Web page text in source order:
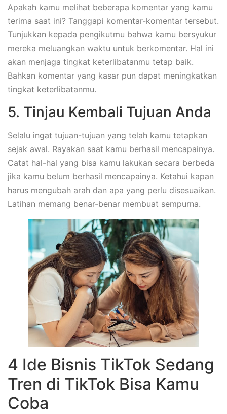
Apakah kamu melihat beberapa komentar yang kamu
terima saat ini? Tanggapi komentar-komentar tersebut.
Tunjukkan kepada pengikutmu bahwa kamu bersyukur
mereka meluangkan waktu untuk berkomentar. Hal ini
akan menjaga tingkat keterlibatanmu tetap baik.
Bahkan komentar yang kasar pun dapat meningkatkan
tingkat keterlibatanmu.
5. Tinjau Kembali Tujuan Anda
Selalu ingat tujuan-tujuan yang telah kamu tetapkan
sejak awal. Rayakan saat kamu berhasil mencapainya.
Catat hal-hal yang bisa kamu lakukan secara berbeda
jika kamu belum berhasil mencapainya. Ketahui kapan
harus mengubah arah dan apa yang perlu disesuaikan.
Latihan memang benar-benar membuat sempurna.
4 Ide Bisnis TikTok Sedang
Tren di TikTok Bisa Kamu
Coba